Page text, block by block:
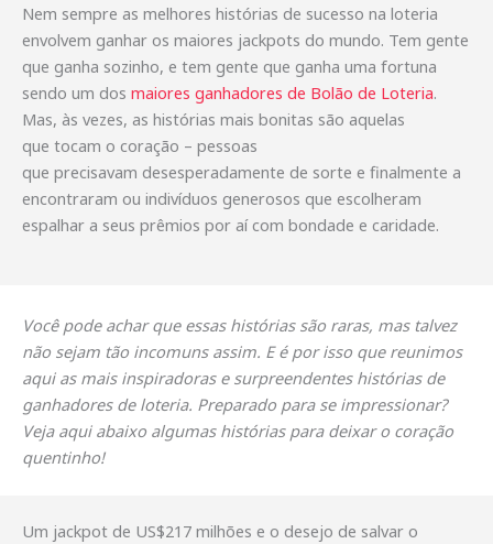
Nem sempre as melhores histórias de sucesso na loteria
envolvem ganhar os maiores jackpots do mundo. Tem gente
que ganha sozinho, e tem gente que ganha uma fortuna
sendo um dos maiores ganhadores de Bolão de Loteria.
Mas, às vezes, as histórias mais bonitas são aquelas
que tocam o coração – pessoas
que precisavam desesperadamente de sorte e finalmente a
encontraram ou indivíduos generosos que escolheram
espalhar a seus prêmios por aí com bondade e caridade.
Você pode achar que essas histórias são raras, mas talvez
não sejam tão incomuns assim. E é por isso que reunimos
aqui as mais inspiradoras e surpreendentes histórias de
ganhadores de loteria. Preparado para se impressionar?
Veja aqui abaixo algumas histórias para deixar o coração
quentinho!
Um jackpot de US$217 milhões e o desejo de salvar o